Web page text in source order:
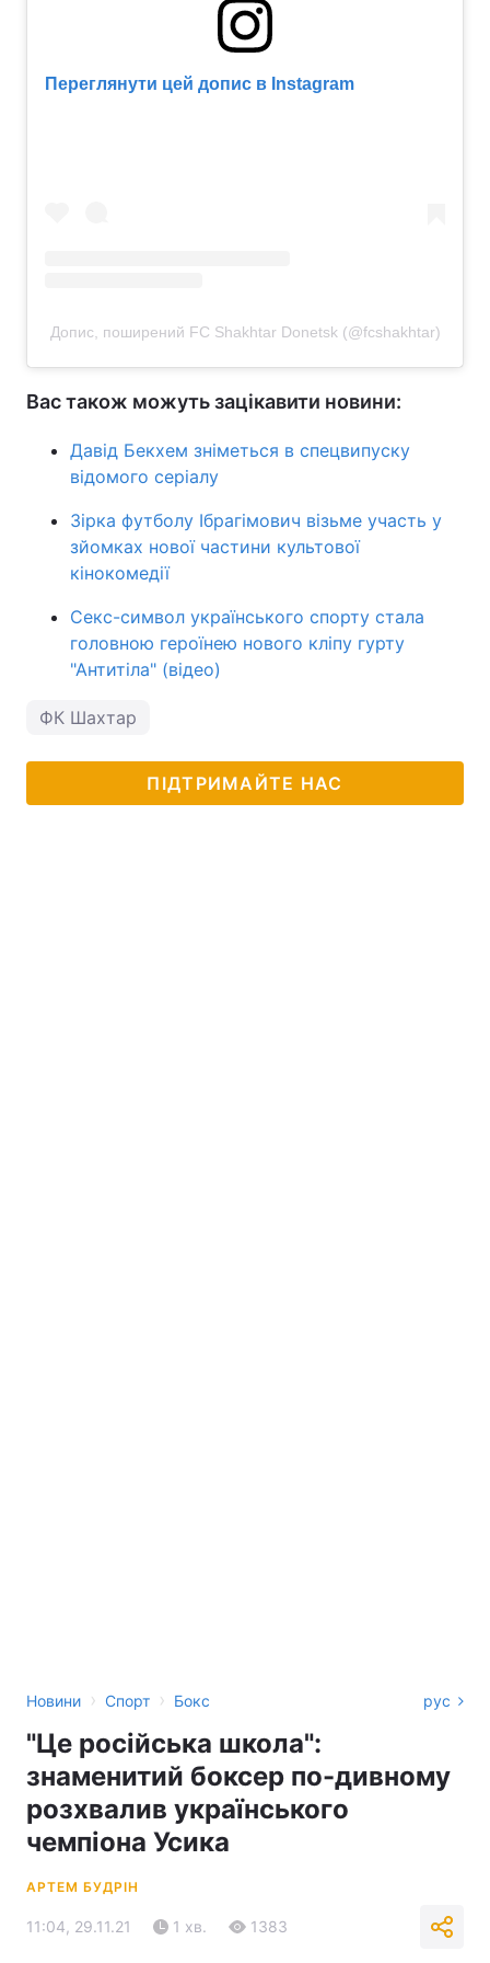
Переглянути цей допис в Instagram
Допис, поширений FC Shakhtar Donetsk (@fcshakhtar)
Вас також можуть зацікавити новини:
Давід Бекхем зніметься в спецвипуску
відомого серіалу
Зірка футболу Ібрагімович візьме участь у
зйомках нової частини культової
кінокомедії
Секс-символ українського спорту стала
головною героїнею нового кліпу гурту
"Антитіла" (відео)
ФК Шахтар
ПІДТРИМАЙТЕ НАС
Новини › Спорт › Бокс рус
"Це російська школа":
знаменитий боксер по-дивному
розхвалив українського
чемпіона Усика
АРТЕМ БУДРІН
11:04, 29.11.21 1 хв. 1383